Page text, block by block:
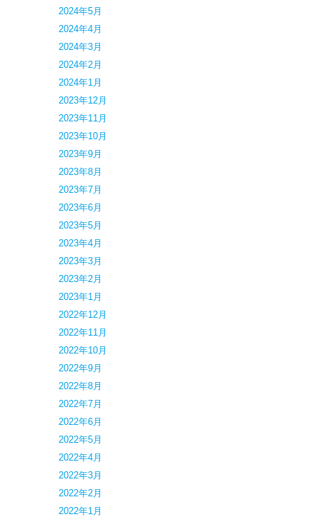
2024年5月
2024年4月
2024年3月
2024年2月
2024年1月
2023年12月
2023年11月
2023年10月
2023年9月
2023年8月
2023年7月
2023年6月
2023年5月
2023年4月
2023年3月
2023年2月
2023年1月
2022年12月
2022年11月
2022年10月
2022年9月
2022年8月
2022年7月
2022年6月
2022年5月
2022年4月
2022年3月
2022年2月
2022年1月